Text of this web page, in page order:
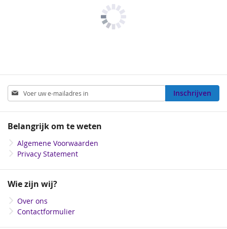
Abonneer
u
op
nieuwsbrief
Inschrijven
Belangrijk om te weten
Algemene Voorwaarden
Privacy Statement
Wie zijn wij?
Over ons
Contactformulier